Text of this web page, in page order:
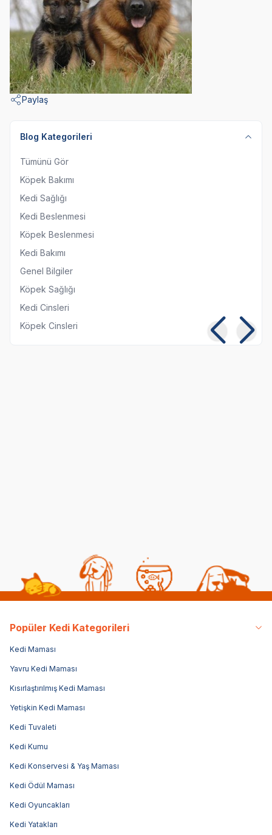
Paylaş
Blog Kategorileri
Tümünü Gör
Köpek Bakımı
Kedi Sağlığı
Kedi Beslenmesi
Köpek Beslenmesi
Kedi Bakımı
Genel Bilgiler
Köpek Sağlığı
Kedi Cinsleri
Köpek Cinsleri
Popüler Kedi Kategorileri
Kedi Maması
Yavru Kedi Maması
Kısırlaştırılmış Kedi Maması
Yetişkin Kedi Maması
Kedi Tuvaleti
Kedi Kumu
Kedi Konservesi & Yaş Maması
Kedi Ödül Maması
Kedi Oyuncakları
Kedi Yatakları